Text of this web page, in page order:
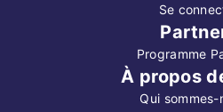
Se
Programme
À propos
Qui sommes-